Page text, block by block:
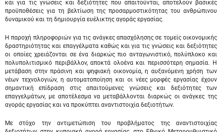
και για τις γνώσεις και δεξιότητες που απαιτούνται, αποτελούν βασικές
προϋποθέσεις για τη βελτίωση της προσαρμοστικότητας του ανθρώπινου
δυναμικού και τη δημιουργία ευέλικτης αγοράς εργασίας.
Η παροχή πληροφοριών για τις ανάγκες απασχόλησης σε τομείς οικονομικής
δραστηριότητας και επαγγέλματα καθώς και για τις γνώσεις και δεξιότητες
οι οποίες χρειάζονται σε ένα διαρκώς πιο ανταγωνιστικό, πολύπλοκο και
πολυπολιτισμικό περιβάλλον, αποκτά ολοένα και περισσότερη σημασία. Η
μετάβαση στην πράσινη και ψηφιακή οικονομία, η αυξανόμενη χρήση των
νέων τεχνολογιών, η αυτοματοποίηση και οι νέες μορφές εργασίας έχουν
σημαντική επίδραση στις απαιτούμενες γνώσεις και δεξιότητες των
επαγγελμάτων, με αποτέλεσμα να μεταβάλλονται διαρκώς οι ανάγκες της
αγοράς εργασίας και να προκύπτει αναντιστοιχία δεξιοτήτων.
Με στόχο την αντιμετώπιση του προβλήματος της αναντιστοιχίας